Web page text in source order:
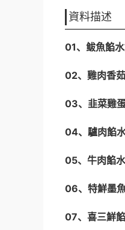
資料描述
01、鲅魚餡
02、雞肉香
03、韭菜雞
04、驢肉餡
05、牛肉餡
06、特鮮墨
07、喜三鮮